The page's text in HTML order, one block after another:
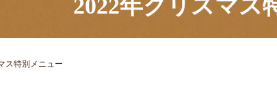
2022年クリスマス
ス特別メニュー